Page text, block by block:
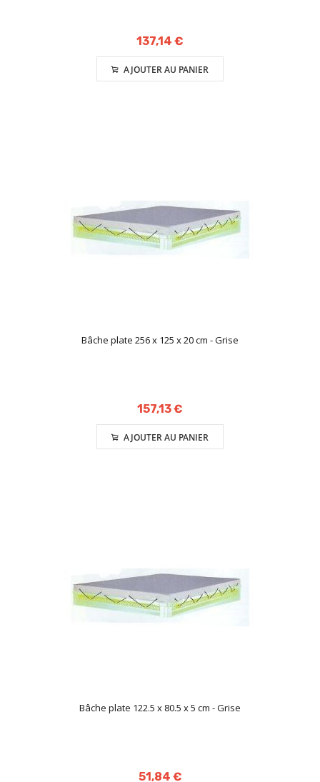
137,14 €
AJOUTER AU PANIER
Bâche plate 256 x 125 x 20 cm - Grise
157,13 €
AJOUTER AU PANIER
Bâche plate 122.5 x 80.5 x 5 cm - Grise
51,84 €